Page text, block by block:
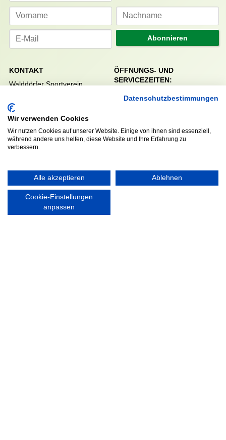
Abonnieren
KONTAKT
Walddörfer Sportverein
22359 Hamburg
Tel. 040 / 64 50 62 - 0
ÖFFNUNGS- UND
SERVICEZEITEN:
Datenschutzbestimmungen
Wir verwenden Cookies
Wir nutzen Cookies auf unserer Website. Einige von ihnen sind essenziell,
während andere uns helfen, diese Website und Ihre Erfahrung zu
verbessern.
Alle akzeptieren Ablehnen
Cookie-Einstellungen
anpassen